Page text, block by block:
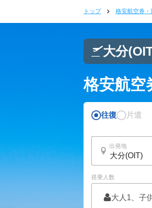
トップ 格安航空券
大分
格安航空
往復 片道
出発地
搭乗人数
大人1、子